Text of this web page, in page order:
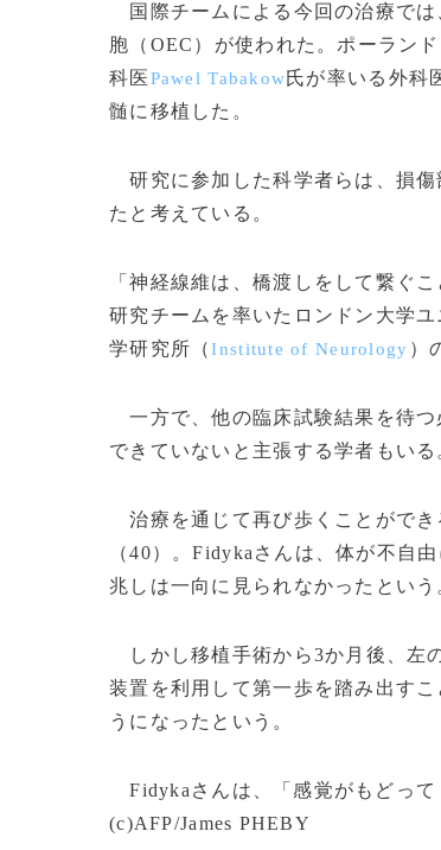
国際チームによる今回の治療では
胞（OEC）が使われた。ポーラン
科医Pawel Tabakow氏が率いる外科
髄に移植した。
研究に参加した科学者らは、損傷
たと考えている。
「神経線維は、橋渡しをして繋ぐ
研究チームを率いたロンドン大学
学研究所（Institute of Neurology ）
一方で、他の臨床試験結果を待つ
できていないと主張する学者もいる
治療を通じて再び歩くことができ
（40）。Fidykaさんは、体が不自
兆しは一向に見られなかったという
しかし移植手術から3か月後、左
装置を利用して第一歩を踏み出す
うになったという。
Fidykaさんは、「感覚がもどって
(c)AFP/James PHEBY